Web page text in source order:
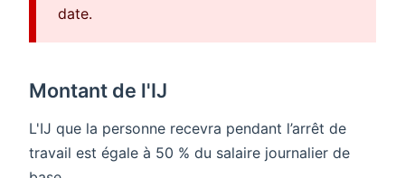
date.
Montant de l'IJ
L'IJ que la personne recevra pendant l’arrêt de
travail est égale à 50 % du salaire journalier de